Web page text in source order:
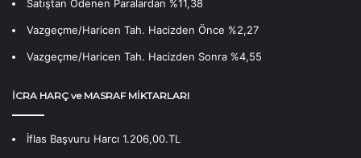
Satıştan Ödenen Paralardan %11,38
Vazgeçme/Haricen Tah. Hacizden Önce %2,27
Vazgeçme/Haricen Tah. Hacizden Sonra %4,55
İCRA HARÇ ve MASRAF MİKTARLARI
İflas Başvuru Harcı 1.206,00.TL